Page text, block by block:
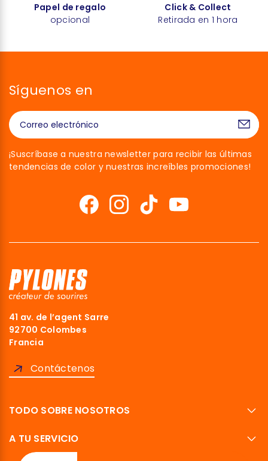
Papel de regalo
opcional
Click & Collect
Retirada en 1 hora
Síguenos en
¡Suscríbase a nuestra newsletter para recibir las últimas
tendencias de color y nuestras increíbles promociones!
41 av. de l’agent Sarre
92700 Colombes
Francia
Contáctenos
TODO SOBRE NOSOTROS
A TU SERVICIO